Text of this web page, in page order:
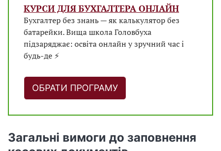
КУРСИ ДЛЯ БУХГАЛТЕРА ОНЛАЙН
Бухгалтер без знань — як калькулятор без
батарейки. Вища школа Головбуха
підзаряджає: освіта онлайн у зручний час і
будь-де ⚡
ОБРАТИ ПРОГРАМУ
Загальні вимоги до заповнення